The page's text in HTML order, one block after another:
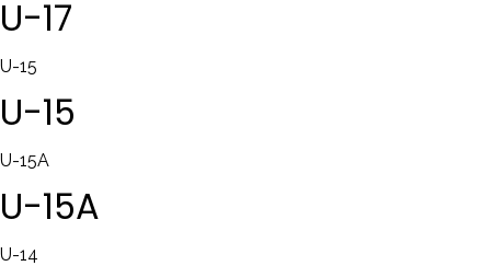
U-17
U-15
U-15
U-15A
U-15A
U-14